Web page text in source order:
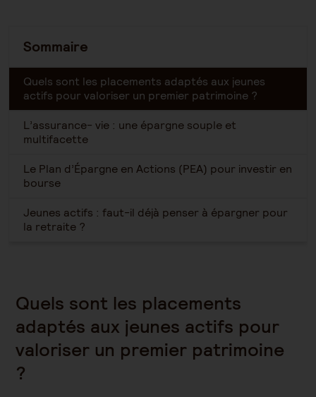
Sommaire
Quels sont les placements adaptés aux jeunes
actifs pour valoriser un premier patrimoine ?
L’assurance- vie : une épargne souple et
multifacette
Le Plan d’Épargne en Actions (PEA) pour investir en
bourse
Jeunes actifs : faut-il déjà penser à épargner pour
la retraite ?
Quels sont les placements
adaptés aux jeunes actifs pour
valoriser un premier patrimoine
?